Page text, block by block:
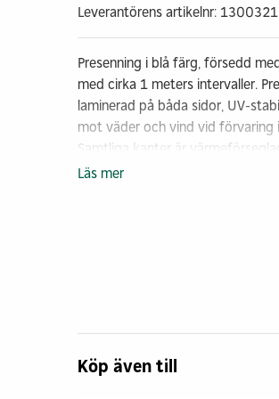
Leverantörens artikelnr: 1300321
Presenning i blå färg, försedd
med cirka 1 meters intervaller.
laminerad på båda sidor, UV-
mot väder och vind vid förvaring
Samtliga kanter är
med PP-rep i fållen. Presenningen
Läs mer
Köp även till